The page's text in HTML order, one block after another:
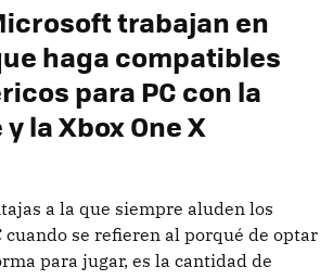
trabajan en
haga compatibles
para PC con la
la Xbox One X
a la que siempre aluden los
cuando se refieren al porqué de optar
para jugar, es la cantidad de